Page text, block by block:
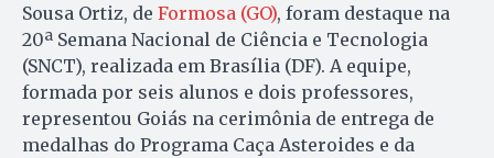
Sousa Ortiz, de Formosa (GO), foram destaque na
20ª Semana Nacional de Ciência e Tecnologia
(SNCT), realizada em Brasília (DF). A equipe,
formada por seis alunos e dois professores,
representou Goiás na cerimônia de entrega de
medalhas do Programa Caça Asteroides e da